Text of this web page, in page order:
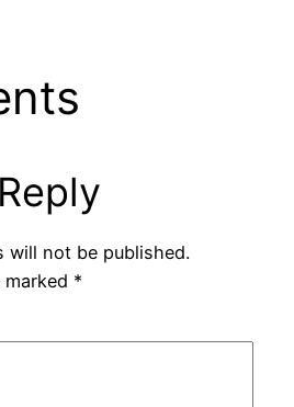
will not be published.
marked *